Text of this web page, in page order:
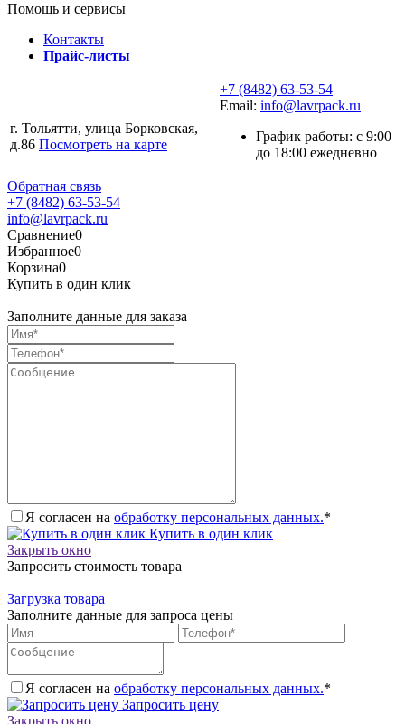
Помощь и сервисы
Контакты
Прайс-листы
г. Тольятти, улица Борковская,
д.86 Посмотреть на карте
+7 (8482) 63-53-54
Email: info@lavrpack.ru
График работы: с 9:00
до 18:00 ежедневно
Обратная связь
+7 (8482) 63-53-54
info@lavrpack.ru
Сравнение0
Избранное0
Корзина0
Купить в один клик
Заполните данные для заказа
Я согласен на обработку персональных данных.*
Купить в один клик
Закрыть окно
Запросить стоимость товара
Загрузка товара
Заполните данные для запроса цены
Я согласен на обработку персональных данных.*
Запросить цену